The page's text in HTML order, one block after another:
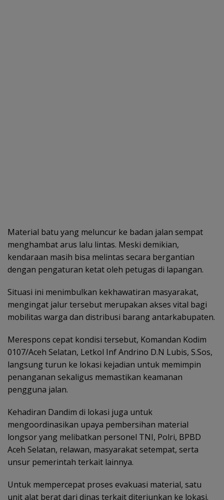
Material batu yang meluncur ke badan jalan sempat
menghambat arus lalu lintas. Meski demikian,
kendaraan masih bisa melintas secara bergantian
dengan pengaturan ketat oleh petugas di lapangan.
Situasi ini menimbulkan kekhawatiran masyarakat,
mengingat jalur tersebut merupakan akses vital bagi
mobilitas warga dan distribusi barang antarkabupaten.
Merespons cepat kondisi tersebut, Komandan Kodim
0107/Aceh Selatan, Letkol Inf Andrino D.N Lubis, S.Sos,
langsung turun ke lokasi kejadian untuk memimpin
penanganan sekaligus memastikan keamanan
pengguna jalan.
Kehadiran Dandim di lokasi juga untuk
mengoordinasikan upaya pembersihan material
longsor yang melibatkan personel TNI, Polri, BPBD
Aceh Selatan, relawan, masyarakat setempat, serta
unsur pemerintah terkait lainnya.
Untuk mempercepat proses evakuasi material, satu
unit alat berat dari dinas terkait diterjunkan ke lokasi.